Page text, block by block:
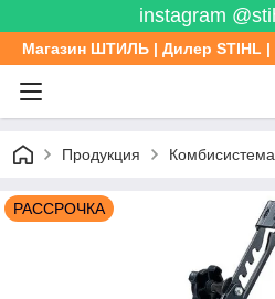
instagram
Магазин ШТИЛЬ | Дилер STIHL
Продукция
РАССРОЧКА